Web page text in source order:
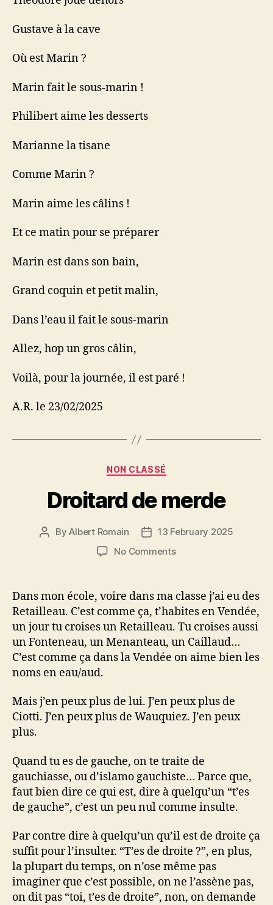
Gustave à la cave
Où est Marin ?
Marin fait le sous-marin !
Philibert aime les desserts
Marianne la tisane
Comme Marin ?
Marin aime les câlins !
Et ce matin pour se préparer
Marin est dans son bain,
Grand coquin et petit malin,
Dans l’eau il fait le sous-marin
Allez, hop un gros câlin,
Voilà, pour la journée, il est paré !
A.R. le 23/02/2025
Categories
NON CLASSÉ
Droitard de merde
PostByAlbert Romain
Post13 February 2025
No Commentson
merde
Dans mon école, voire dans ma classe j’ai eu des
Retailleau. C’est comme ça, t’habites en Vendée,
un jour tu croises un Retailleau. Tu croises aussi
un Fonteneau, un Menanteau, un Caillaud…
C’est comme ça dans la Vendée on aime bien les
noms en eau/aud.
Mais j’en peux plus de lui. J’en peux plus de
Ciotti. J’en peux plus de Wauquiez. J’en peux
plus.
Quand tu es de gauche, on te traite de
gauchiasse, ou d’islamo gauchiste… Parce que,
faut bien dire ce qui est, dire à quelqu’un “t’es
de gauche”, c’est un peu nul comme insulte.
Par contre dire à quelqu’un qu’il est de droite ça
suffit pour l’insulter. “T’es de droite ?”, en plus,
la plupart du temps, on n’ose même pas
imaginer que c’est possible, on ne l’assène pas,
on dit pas “toi, t’es de droite”, non, on demande